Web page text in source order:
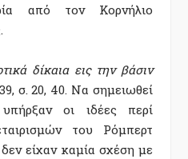
από τον Κορνήλιο
δίκαια εις την βάσιν
σ. 20, 40. Να σημειωθεί
οι ιδέες περί
του Ρόμπερτ
είχαν καμία σχέση με